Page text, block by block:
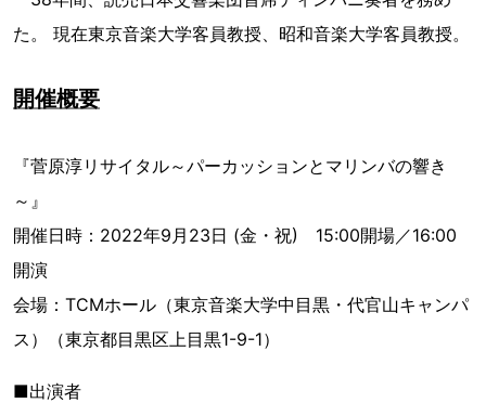
た。 現在東京音楽大学客員教授、昭和音楽大学客員教授。
開催概要
『菅原淳リサイタル～パーカッションとマリンバの響き
～』
開催日時：2022年9月23日 (金・祝) 15:00開場／16:00
開演
会場：TCMホール（東京音楽大学中目黒・代官山キャンパ
ス）（東京都目黒区上目黒1-9-1）
■出演者